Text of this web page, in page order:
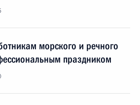
морского и речного
праздником